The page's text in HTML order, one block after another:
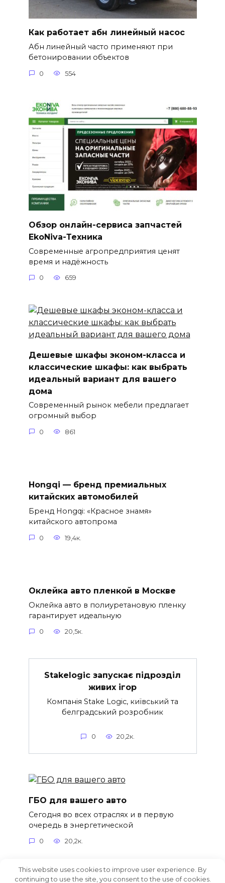
Как работает абн линейный насос
Абн линейный часто применяют при
бетонировании объектов
0 554
Обзор онлайн-сервиса запчастей
EkoNiva-Техника
Современные агропредприятия ценят
время и надёжность
0 659
Дешевые шкафы эконом-класса и
классические шкафы: как выбрать
идеальный вариант для вашего
дома
Современный рынок мебели предлагает
огромный выбор
0 861
Hongqi — бренд премиальных
китайских автомобилей
Бренд Hongqi: «Красное знамя»
китайского автопрома
0 19,4к.
Оклейка авто пленкой в Москве
Оклейка авто в полиуретановую пленку
гарантирует идеальную
0 20,5к.
Stakelogic запускає підрозділ
живих ігор
Компанія Stake Logic, київський та
белградський розробник
0 20,2к.
ГБО для вашего авто
Сегодня во всех отраслях и в первую
очередь в энергетической
0 20,2к.
This website uses cookies to improve user experience. By
continuing to use the site, you consent to the use of cookies.